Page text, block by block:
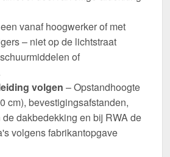
vanaf hoogwerker of met
– niet op de lichtstraat
of
volgen – Opstandhoogte
cm), bevestigingsafstanden,
dakbedekking en bij RWA de
volgens fabrikantopgave